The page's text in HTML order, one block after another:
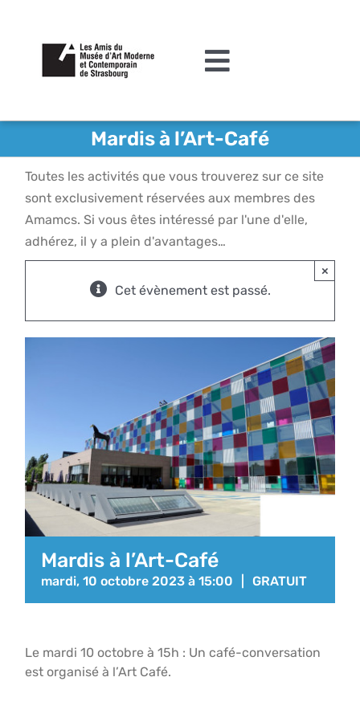
contenu
Toggle
L’association
Agenda
Actualités
Acquisitions et mécénat
Mardis à l’Art-Café
Toutes les activités que vous trouverez sur ce site
sont exclusivement réservées aux membres des
Amamcs. Si vous êtes intéressé par l'une d'elle,
adhérez, il y a plein d'avantages…
Cet évènement est passé.
×
Mardis à l’Art-Café
mardi, 10 octobre 2023 à 15:00 GRATUIT
Le mardi 10 octobre à 15h : Un café-conversation
est organisé à l’Art Café.